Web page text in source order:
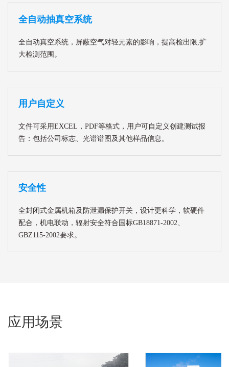
全自动抽真空系统
全自动真空系统，屏蔽空气对轻元素的影响，提高检出限,扩
大检测范围。
用户自定义
文件可采用EXCEL，PDF等格式，用户可自定义创建测试报
告：包括公司标志、光谱谱图及其他样品信息。
安全性
全封闭式金属机箱及防泄漏保护开关，设计更科学，软硬件
配合，机电联动，辐射安全符合国标GB18871-2002、
GBZ115-2002要求。
应用场景